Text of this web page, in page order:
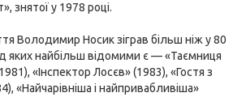
знятої у 1978 році.
Володимир Носик зіграв більш ніж у 80
яких найбільш відомими є — «Таємниця
«Інспектор Лосєв» (1983), «Гостя з
«Найчарівніша і найпривабливіша»